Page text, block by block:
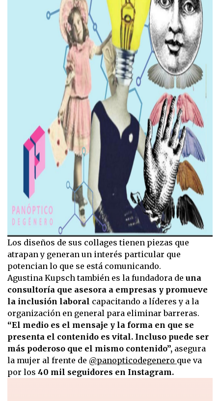
Los diseños de sus collages tienen piezas que
atrapan y generan un interés particular que
potencian lo que se está comunicando.
Agustina Kupsch también es la fundadora de una
consultoría que asesora a empresas y promueve
la inclusión laboral capacitando a líderes y a la
organización en general para eliminar barreras.
“El medio es el mensaje y la forma en que se
presenta el contenido es vital. Incluso puede ser
más poderoso que el mismo contenido”, asegura
la mujer al frente de @panopticodegenero que va
por los 40 mil seguidores en Instagram.